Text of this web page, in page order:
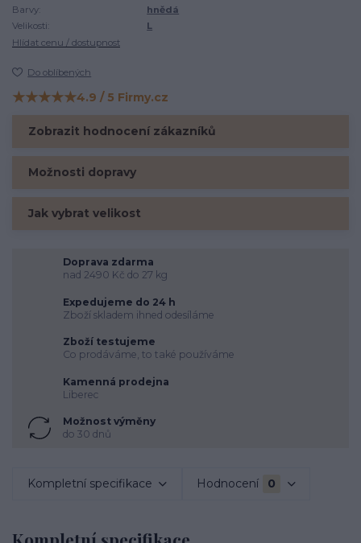
Barvy:
hnědá
Velikosti:
L
Hlídat cenu / dostupnost
Do oblíbených
Hodnocení na Firmy.cz
★★★★★4.9 / 5 Firmy.cz
Zobrazit hodnocení zákazníků
Možnosti dopravy
Jak vybrat velikost
Doprava zdarma
nad 2490 Kč do 27 kg
Expedujeme do 24 h
Zboží skladem ihned odesíláme
Zboží testujeme
Co prodáváme, to také používáme
Kamenná prodejna
Liberec
Možnost výměny
do 30 dnů
Kompletní specifikace Hodnocení 0